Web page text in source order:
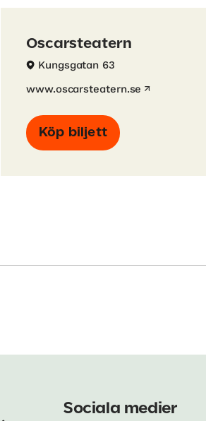
Oscarsteatern
Kungsgatan 63
www.oscarsteatern.se
Köp biljett
Sociala medier